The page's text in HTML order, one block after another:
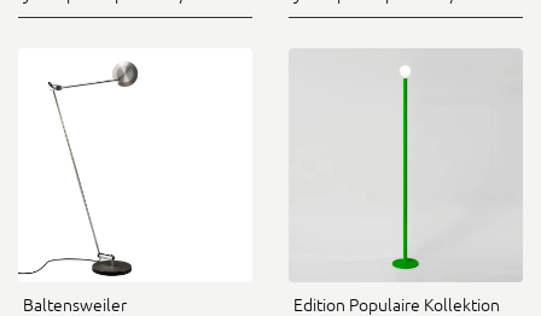
Baltensweiler
Edition Populaire Kollektion